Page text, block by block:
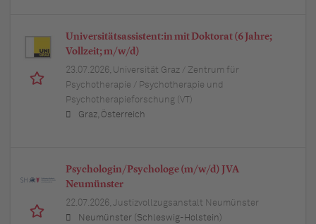
Universitätsassistent:in mit Doktorat (6 Jahre;
Vollzeit; m/w/d)
23.07.2026, Universität Graz / Zentrum für
Psychotherapie / Psychotherapie und
Psychotherapieforschung (VT)
Graz, Österreich
Psychologin/Psychologe (m/w/d) JVA
Neumünster
22.07.2026, Justizvollzugsanstalt Neumünster
Neumünster (Schleswig-Holstein)